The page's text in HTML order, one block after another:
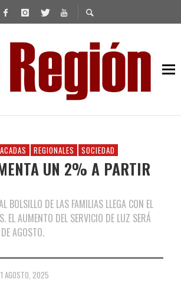
REGIONALES SOCIEDAD
UN 2% A PARTIR
BOLSILLO DE LAS FAMILIAS LLEGA CON EL
EL AUMENTO DEL SERVICIO DE LUZ SERÁ
AGOSTO.
1 AGOSTO, 2025